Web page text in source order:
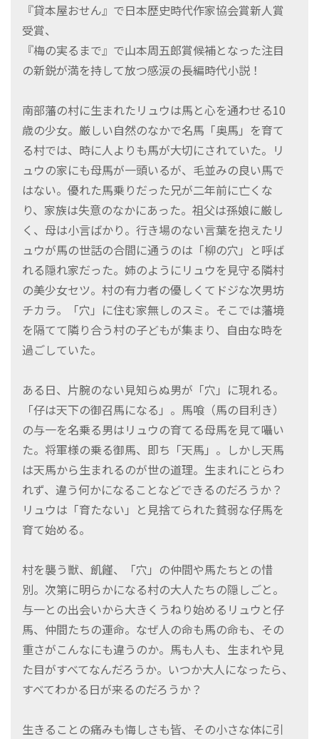
『貸本屋おせん』で日本歴史時代作家協会賞新人賞
受賞、
『梅の実るまで』で山本周五郎賞候補となった注目
の新鋭が満を持して放つ感涙の長編時代小説！
南部藩の村に生まれたリュウは馬と心を通わせる10
歳の少女。厳しい自然のなかで名馬「奥馬」を育て
る村では、時に人よりも馬が大切にされていた。リ
ュウの家にも母馬が一頭いるが、毛並みの良い馬で
はない。優れた馬乗りだった兄が二年前に亡くな
り、家族は失意のなかにあった。祖父は孫娘に厳し
く、母は小言ばかり。行き場のない言葉を抱えたリ
ュウが馬の世話の合間に通うのは「柳の穴」と呼ば
れる隠れ家だった。姉のようにリュウを見守る隣村
の美少女セツ。村の有力者の優しくてドジな次男坊
チカラ。「穴」に住む家無しのスミ。そこでは藩境
を隔てて隣り合う村の子どもが集まり、自由な時を
過ごしていた。
ある日、片腕のない見知らぬ男が「穴」に現れる。
「仔は天下の御召馬になる」。馬喰（馬の目利き）
の与一を名乗る男はリュウの育てる母馬を見て囁い
た。将軍様の乗る御馬、即ち「天馬」。しかし天馬
は天馬から生まれるのが世の道理。生まれにとらわ
れず、違う何かになることなどできるのだろうか？
リュウは「育たない」と見捨てられた貧弱な仔馬を
育て始める。
村を襲う獣、飢饉、「穴」の仲間や馬たちとの惜
別。次第に明らかになる村の大人たちの隠しごと。
与一との出会いから大きくうねり始めるリュウと仔
馬、仲間たちの運命。なぜ人の命も馬の命も、その
重さがこんなにも違うのか。馬も人も、生まれや見
た目がすべてなんだろうか。いつか大人になったら、
すべてわかる日が来るのだろうか？
生きることの痛みも悔しさも皆、その小さな体に引